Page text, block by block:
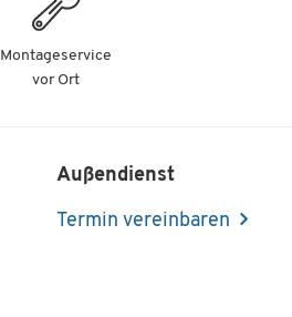
Montageservice
vor Ort
Außendienst
Termin vereinbaren